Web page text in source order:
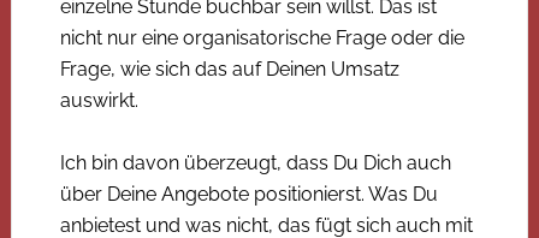
einzelne Stunde buchbar sein willst. Das ist
nicht nur eine organisatorische Frage oder die
Frage, wie sich das auf Deinen Umsatz
auswirkt.
Ich bin davon überzeugt, dass Du Dich auch
über Deine Angebote positionierst. Was Du
anbietest und was nicht, das fügt sich auch mit